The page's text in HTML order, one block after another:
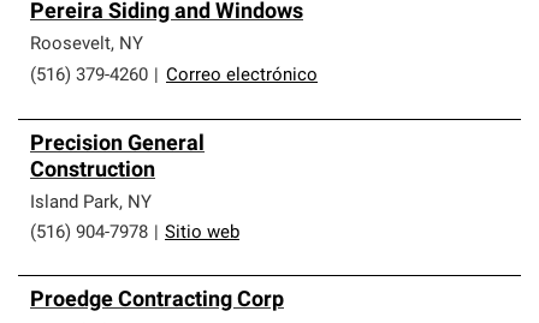
Pereira Siding and Windows
Roosevelt, NY
(516) 379-4260
Correo electrónico
Precision General
Construction
Island Park, NY
(516) 904-7978
Sitio web
Proedge Contracting Corp